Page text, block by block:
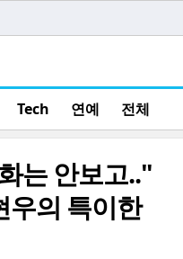
Tech 연예 전체
는 안보고.."
우의 특이한